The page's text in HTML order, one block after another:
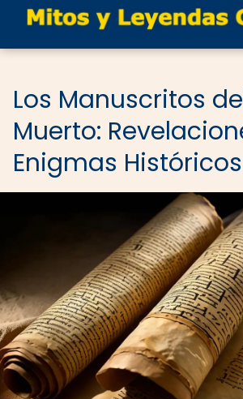
Los Manuscritos
Muerto:
Enigmas Históricos